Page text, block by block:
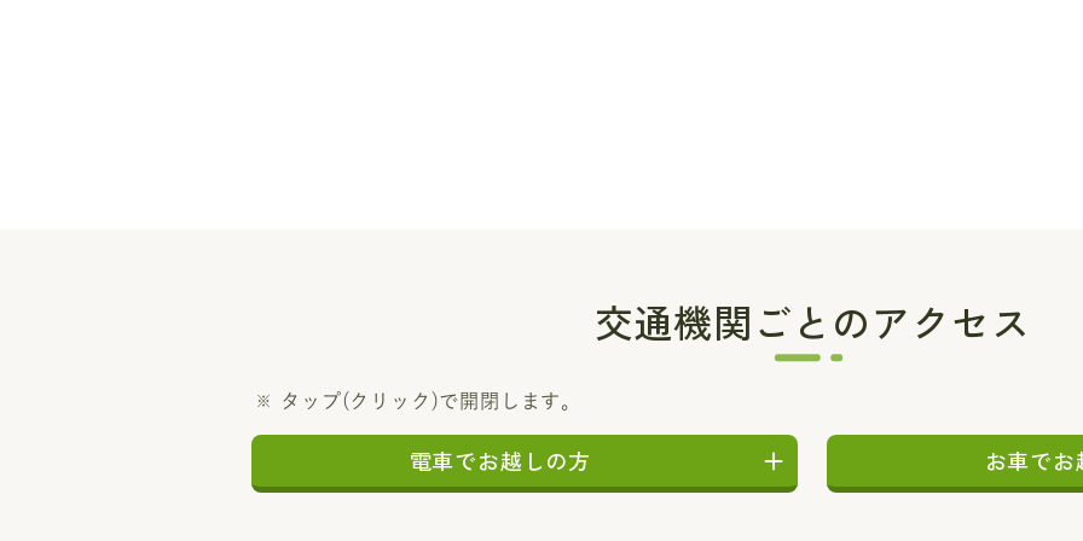
交通機関ごとのアクセス
タップ(クリック)で開閉します。
電車でお越しの方 お車で